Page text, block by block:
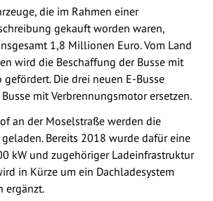
die im Rahmen einer
gekauft worden waren,
1,8 Millionen Euro. Vom Land
wird die Beschaffung der Busse mit
Die drei neuen E-Busse
mit Verbrennungsmotor ersetzen.
an der Moselstraße werden die
Bereits 2018 wurde dafür eine
kW und zugehöriger Ladeinfrastruktur
in Kürze um ein Dachladesystem
ergänzt.